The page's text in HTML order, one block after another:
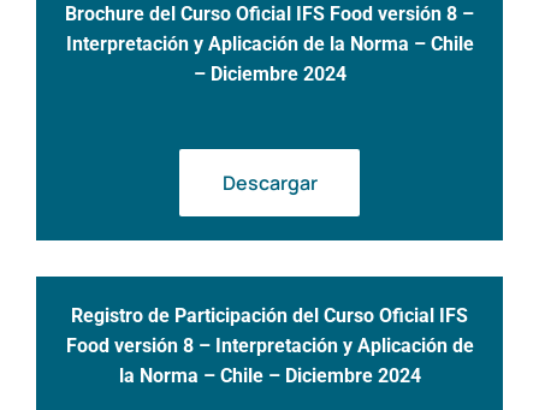
Brochure del Curso Oficial IFS Food versión 8 –
Interpretación y Aplicación de la Norma – Chile
– Diciembre 2024
Descargar
Registro de Participación del Curso Oficial IFS
Food versión 8 – Interpretación y Aplicación de
la Norma – Chile – Diciembre 2024